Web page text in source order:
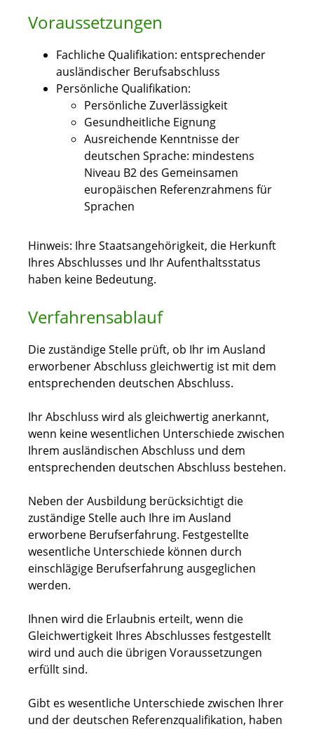
Voraussetzungen
Fachliche Qualifikation: entsprechender
ausländischer Berufsabschluss
Persönliche Qualifikation:
Persönliche Zuverlässigkeit
Gesundheitliche Eignung
Ausreichende Kenntnisse der
deutschen Sprache: mindestens
Niveau B2 des Gemeinsamen
europäischen Referenzrahmens für
Sprachen
Hinweis: Ihre Staatsangehörigkeit, die Herkunft
Ihres Abschlusses und Ihr Aufenthaltsstatus
haben keine Bedeutung.
Verfahrensablauf
Die zuständige Stelle prüft, ob Ihr im Ausland
erworbener Abschluss gleichwertig ist mit dem
entsprechenden deutschen Abschluss.
Ihr Abschluss wird als gleichwertig anerkannt,
wenn keine wesentlichen Unterschiede zwischen
Ihrem ausländischen Abschluss und dem
entsprechenden deutschen Abschluss bestehen.
Neben der Ausbildung berücksichtigt die
zuständige Stelle auch Ihre im Ausland
erworbene Berufserfahrung. Festgestellte
wesentliche Unterschiede können durch
einschlägige Berufserfahrung ausgeglichen
werden.
Ihnen wird die Erlaubnis erteilt, wenn die
Gleichwertigkeit Ihres Abschlusses festgestellt
wird und auch die übrigen Voraussetzungen
erfüllt sind.
Gibt es wesentliche Unterschiede zwischen Ihrer
und der deutschen Referenzqualifikation, haben